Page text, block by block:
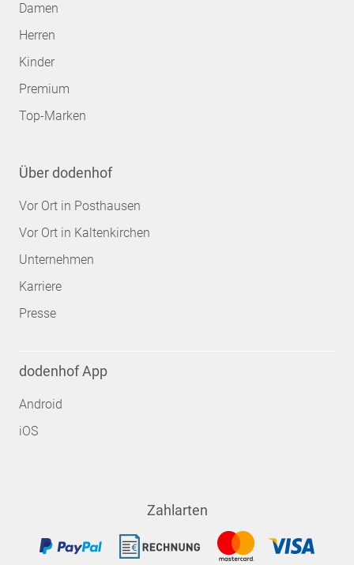
Damen
Herren
Kinder
Premium
Top-Marken
Über dodenhof
Vor Ort in Posthausen
Vor Ort in Kaltenkirchen
Unternehmen
Karriere
Presse
dodenhof App
Android
iOS
Zahlarten